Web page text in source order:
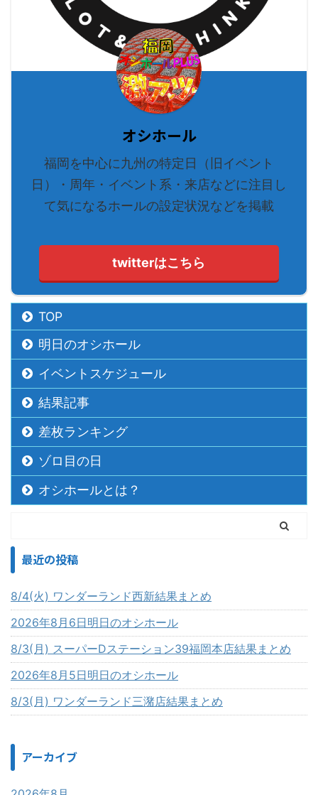
オシホール
福岡を中心に九州の特定日（旧イベント
日）・周年・イベント系・来店などに注目し
て気になるホールの設定状況などを掲載
twitterはこちら
TOP
明日のオシホール
イベントスケジュール
結果記事
差枚ランキング
ゾロ目の日
オシホールとは？
最近の投稿
8/4(火) ワンダーランド西新結果まとめ
2026年8月6日明日のオシホール
8/3(月) スーパーDステーション39福岡本店結果まとめ
2026年8月5日明日のオシホール
8/3(月) ワンダーランド三潴店結果まとめ
アーカイブ